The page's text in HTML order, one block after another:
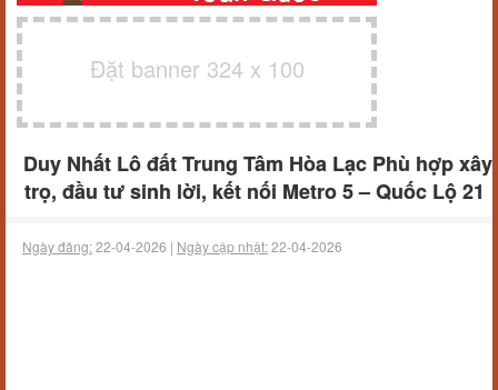
Đặt banner 324 x 100
Duy Nhất Lô đất Trung Tâm Hòa Lạc Phù hợp xây
trọ, đầu tư sinh lời, kết nối Metro 5 – Quốc Lộ 21
Ngày đăng:22-04-2026 | Ngày cập nhật:22-04-2026